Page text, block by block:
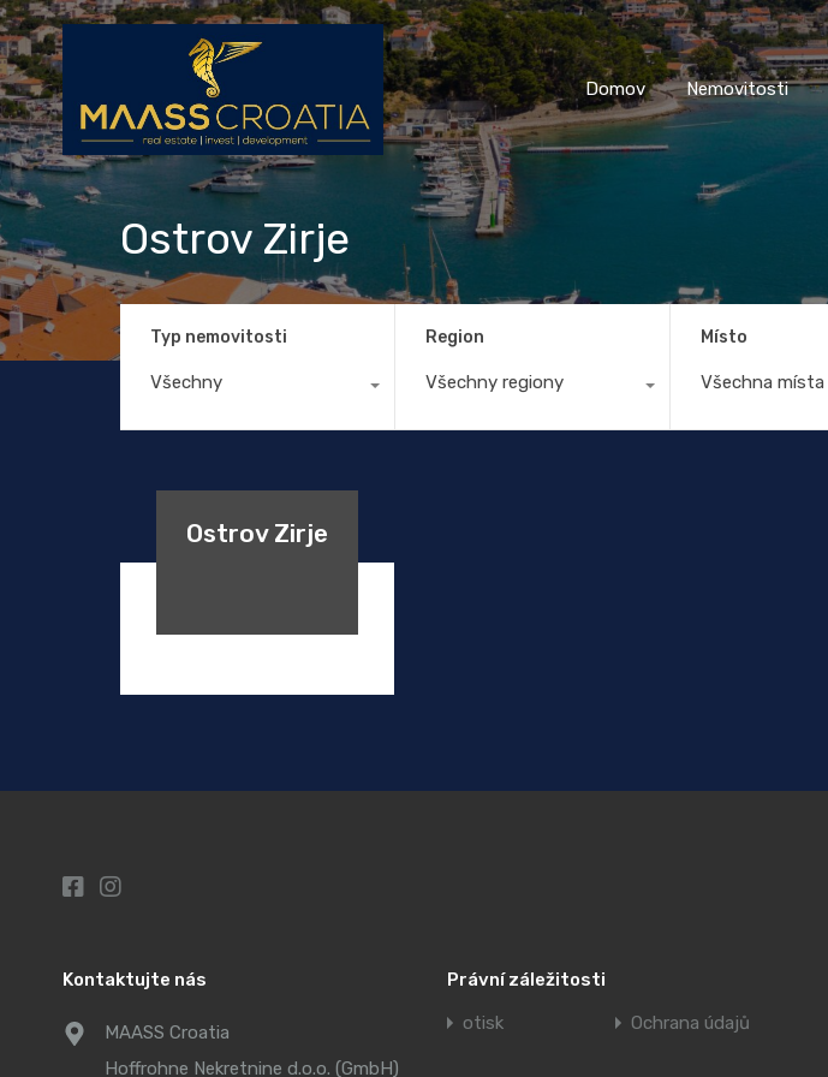
Domov Nemovitosti
Domov Nemovitosti
Ostrov Zirje
Typ nemovitosti
Všechny
Region
Všechny regiony
Místo
Všechna místa
Ostrov Zirje
Kontaktujte nás
MAASS Croatia
Hoffrohne Nekretnine d.o.o. (GmbH)
Právní záležitosti
otisk
Ochrana údajů